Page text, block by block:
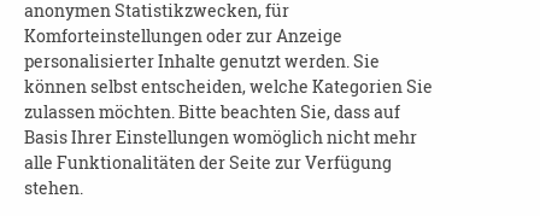
Amalie-Dietrich-Platz 3
Telefon:0351 4166047
Email:demenz@dpbv-online.de
Weitere Termine der Basisschulung sowie alle
Termine der darauf aufbauenden Schulung
anonymen Statistikzwecken, für
Komforteinstellungen oder zur Anzeige
personalisierter Inhalte genutzt werden. Sie
können selbst entscheiden, welche Kategorien Sie
zulassen möchten. Bitte beachten Sie, dass auf
Basis Ihrer Einstellungen womöglich nicht mehr
alle Funktionalitäten der Seite zur Verfügung
stehen.